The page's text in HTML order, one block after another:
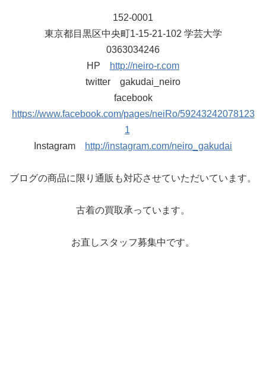
152-0001
東京都目黒区中央町1-15-21-102 学芸大学
0363034246
HP
http://neiro-r.com
twitter gakudai_neiro
facebook
https://www.facebook.com/pages/neiRo/59243242078123
1
Instagram
http://instagram.com/neiro_gakudai
ブログの商品に限り通販も対応させていただいています。
古着の買取承っています。
お直しスタッフ募集中です。